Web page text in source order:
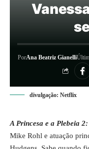
PorAna Beatriz Gianelli
divulgação: Netflix
A Princesa e a Plebeia
Mike Rohl e atuação